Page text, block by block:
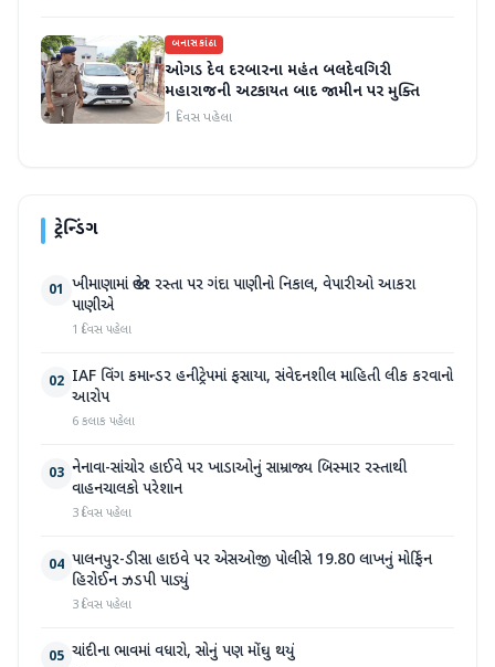
બનાસકાંઠા
ઓગડ દેવ દરબારના મહંત બલદેવગિરી
મહારાજની અટકાયત બાદ જામીન પર મુક્તિ
1 દિવસ પહેલા
ટ્રેન્ડિંગ
01 ખીમાણામાં જાહેર રસ્તા પર ગંદા પાણીનો નિકાલ, વેપારીઓ આકરા
પાણીએ
1 દિવસ પહેલા
02 IAF વિંગ કમાન્ડર હનીટ્રેપમાં ફસાયા, સંવેદનશીલ માહિતી લીક કરવાનો
આરોપ
6 કલાક પહેલા
03 નેનાવા-સાંચોર હાઈવે પર ખાડાઓનું સામ્રાજ્ય બિસ્માર રસ્તાથી
વાહનચાલકો પરેશાન
3 દિવસ પહેલા
04 પાલનપુર-ડીસા હાઇવે પર એસઓજી પોલીસે 19.80 લાખનું મોર્ફિન
હિરોઈન ઝડપી પાડ્યું
3 દિવસ પહેલા
05 ચાંદીના ભાવમાં વધારો, સોનું પણ મોંઘુ થયું